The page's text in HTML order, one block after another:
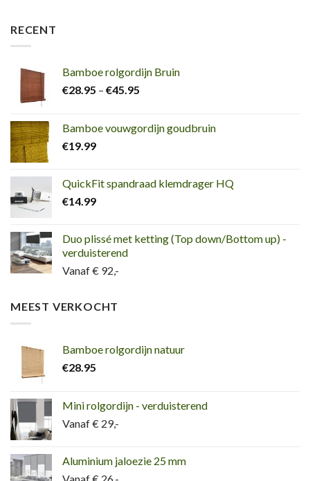
RECENT
Bamboe rolgordijn Bruin
€28.95 – €45.95
Bamboe vouwgordijn goudbruin
€19.99
QuickFit spandraad klemdrager HQ
€14.99
Duo plissé met ketting (Top down/Bottom up) -
verduisterend
Vanaf € 92,-
MEEST VERKOCHT
Bamboe rolgordijn natuur
€28.95
Mini rolgordijn - verduisterend
Vanaf € 29,-
Aluminium jaloezie 25 mm
Vanaf € 26,-